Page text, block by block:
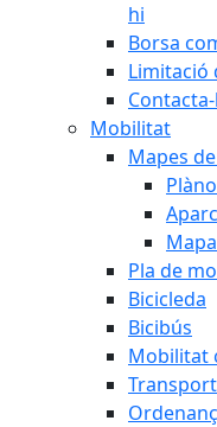
hi
Borsa
Limitació
Mobilitat
Mapes
Pla de
Bicicleda
Bicibús
Mobilitat